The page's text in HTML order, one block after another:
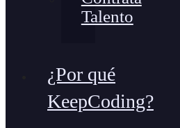
Talento
¿Por qué
KeepCoding?